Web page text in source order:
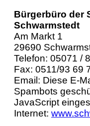
Bürgerbüro der
Schwarmstedt
Am Markt 1
29690
Telefon: 05071 /
Fax: 0511/93 69
Email: Diese E-
Spambots
JavaScript
Internet: